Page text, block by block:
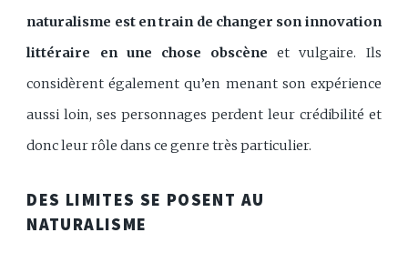
naturalisme est en train de changer son innovation
littéraire en une chose obscène et vulgaire. Ils
considèrent également qu’en menant son expérience
aussi loin, ses personnages perdent leur crédibilité et
donc leur rôle dans ce genre très particulier.
DES LIMITES SE POSENT AU
NATURALISME